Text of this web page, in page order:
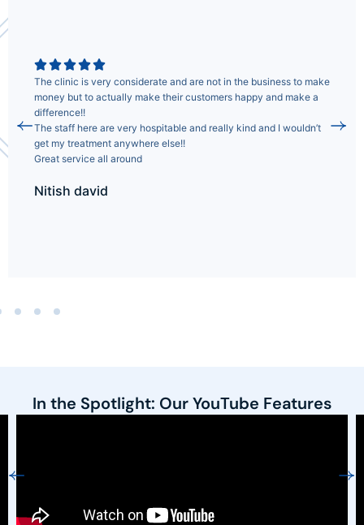
The clinic is very considerate and are not in the business to make
money but to actually make their customers happy and make a
difference!!
The staff here are very hospitable and really kind and I wouldn’t
get my treatment anywhere else!!
Great service all around
Nitish david
In the Spotlight: Our YouTube Features